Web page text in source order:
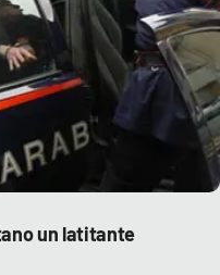
un latitante